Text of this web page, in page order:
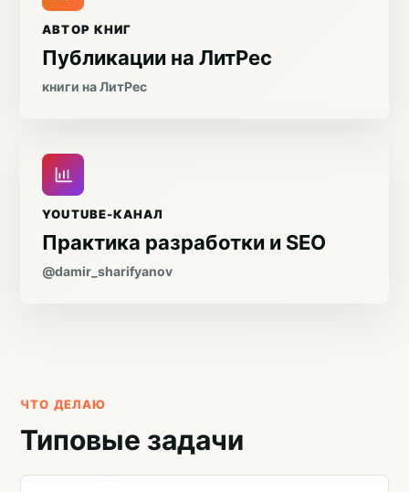
АВТОР КНИГ
Публикации на ЛитРес
книги на ЛитРес
YOUTUBE-КАНАЛ
Практика разработки и SEO
@damir_sharifyanov
ЧТО ДЕЛАЮ
Типовые задачи